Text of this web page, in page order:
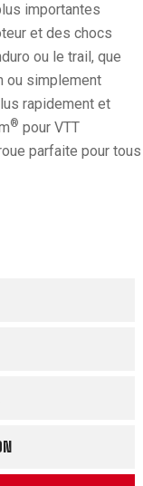
importantes
et des chocs
ou le trail, que
ou simplement
rapidement et
® pour VTT
parfaite pour tous